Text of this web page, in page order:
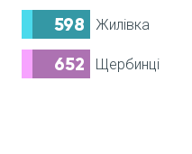
598 Жилівка
652 Щербинці